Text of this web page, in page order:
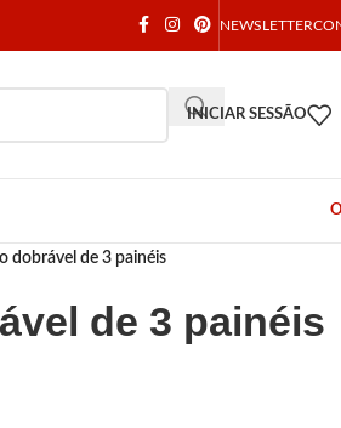
NEWSLETTER
INICIAR SESSÃO
dobrável de 3 painéis
de 3 painéis